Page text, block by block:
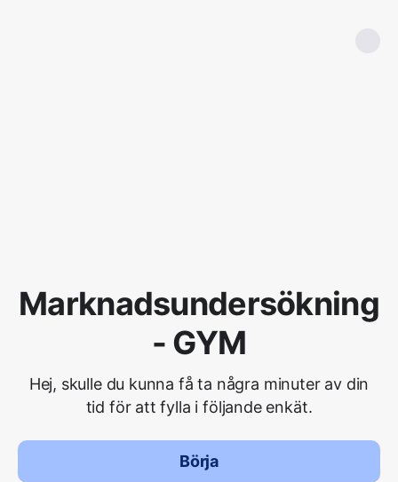
Marknadsundersökning
- GYM
Hej, skulle du kunna få ta några minuter av din
tid för att fylla i följande enkät.
Börja